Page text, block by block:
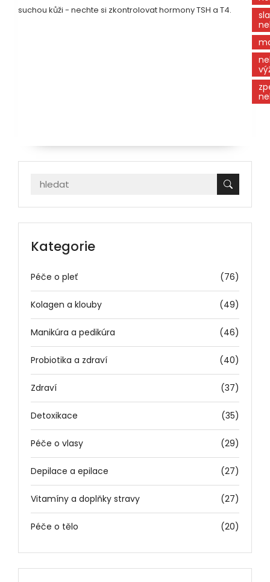
suchou kůži - nechte si zkontrolovat hormony TSH a T4.
Kategorie
Péče o pleť (76)
Kolagen a klouby (49)
Manikúra a pedikúra (46)
Probiotika a zdraví (40)
Zdraví (37)
Detoxikace (35)
Péče o vlasy (29)
Depilace a epilace (27)
Vitamíny a doplňky stravy (27)
Péče o tělo (20)